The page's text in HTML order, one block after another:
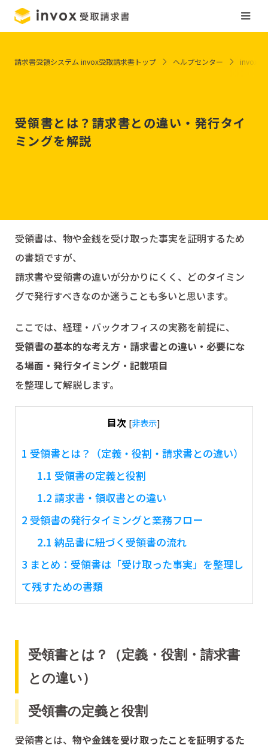
受領書とは？請求書との違い・発行タイ
ミングを解説
請求書受領システム invox受取請求書トップ ヘルプセンター invox受
受領書は、物や金銭を受け取った事実を証明するため
の書類ですが、
請求書や受領書の違いが分かりにくく、どのタイミン
グで発行すべきなのか迷うことも多いと思います。
ここでは、経理・バックオフィスの実務を前提に、
受領書の基本的な考え方・請求書との違い・必要にな
る場面・発行タイミング・記載項目
を整理して解説します。
目次 [非表示]
1 受領書とは？（定義・役割・請求書との違い）
1.1 受領書の定義と役割
1.2 請求書・領収書との違い
2 受領書の発行タイミングと業務フロー
2.1 納品書に紐づく受領書の流れ
3 まとめ：受領書は「受け取った事実」を整理し
て残すための書類
受領書とは？（定義・役割・請求書
との違い）
受領書の定義と役割
受領書とは、 物や金銭を受け取ったことを証明するた